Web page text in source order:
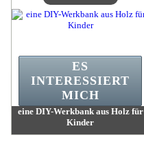
eine DIY-Werkbank aus Holz für
Kinder
ES
INTERESSIERT
MICH